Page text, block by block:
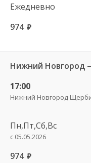
Ежедневно
974 руб.
Нижний Новгород
17:00
Нижний Новгород
Пн,Пт,Сб,Вс
с 05.05.2026
974 руб.